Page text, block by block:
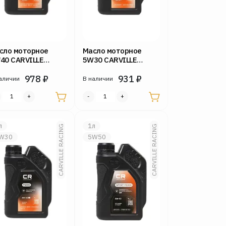
моторное
CARVILLE
978 ₽
Масло моторное
5W30 CARVILLE
5
В наличии 931 ₽
CARVILLE RACING CARVILLE RACING
1л
5W50